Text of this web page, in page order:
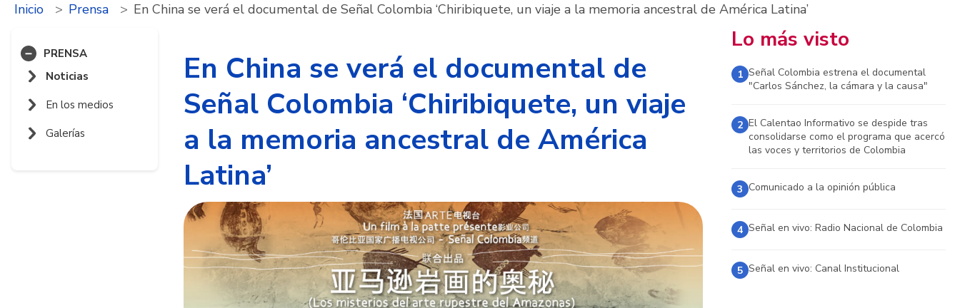
Inicio Prensa En China se verá el documental de Señal Colombia ‘Chiribiquete, un viaje a la memoria ancestral de América Latina’
PRENSA
Noticias
En los medios
Galerías
En China se verá el documental de
Señal Colombia ‘Chiribiquete, un viaje
a la memoria ancestral de América
Latina’
Lo más visto
1 Señal Colombia estrena el documental
"Carlos Sánchez, la cámara y la causa"
2 El Calentao Informativo se despide tras
consolidarse como el programa que acercó
las voces y territorios de Colombia
3 Comunicado a la opinión pública
4 Señal en vivo: Radio Nacional de Colombia
5 Señal en vivo: Canal Institucional